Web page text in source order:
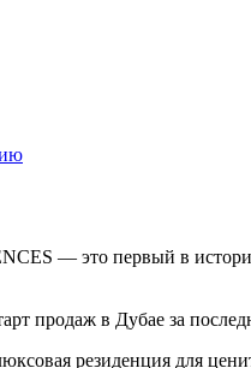
— это первый в
продаж в Дубае за
резиденция для